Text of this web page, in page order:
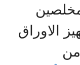
الاوراق